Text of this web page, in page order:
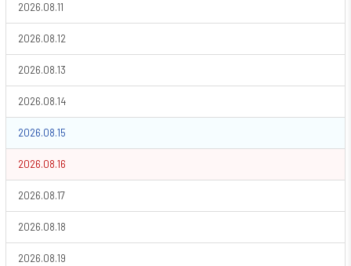
2026.08.11
2026.08.12
2026.08.13
2026.08.14
2026.08.15
2026.08.16
2026.08.17
2026.08.18
2026.08.19